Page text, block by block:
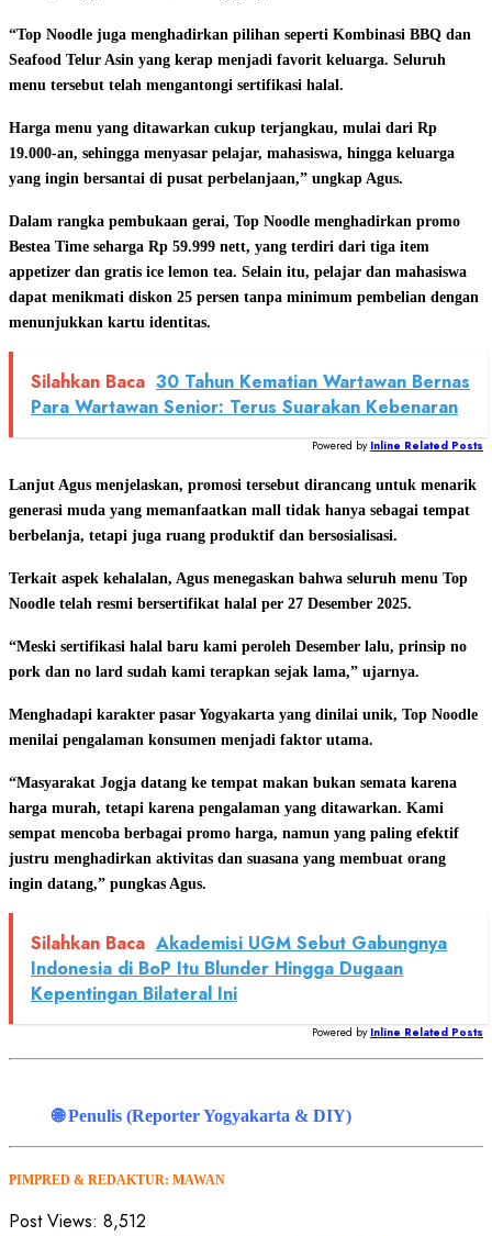
“Top Noodle juga menghadirkan pilihan seperti Kombinasi BBQ dan
Seafood Telur Asin yang kerap menjadi favorit keluarga. Seluruh
menu tersebut telah mengantongi sertifikasi halal.
Harga menu yang ditawarkan cukup terjangkau, mulai dari Rp
19.000-an, sehingga menyasar pelajar, mahasiswa, hingga keluarga
yang ingin bersantai di pusat perbelanjaan,” ungkap Agus.
Dalam rangka pembukaan gerai, Top Noodle menghadirkan promo
Bestea Time seharga Rp 59.999 nett, yang terdiri dari tiga item
appetizer dan gratis ice lemon tea. Selain itu, pelajar dan mahasiswa
dapat menikmati diskon 25 persen tanpa minimum pembelian dengan
menunjukkan kartu identitas.
Silahkan Baca 30 Tahun Kematian Wartawan Bernas
Para Wartawan Senior: Terus Suarakan Kebenaran
Powered by Inline Related Posts
Lanjut Agus menjelaskan, promosi tersebut dirancang untuk menarik
generasi muda yang memanfaatkan mall tidak hanya sebagai tempat
berbelanja, tetapi juga ruang produktif dan bersosialisasi.
Terkait aspek kehalalan, Agus menegaskan bahwa seluruh menu Top
Noodle telah resmi bersertifikat halal per 27 Desember 2025.
“Meski sertifikasi halal baru kami peroleh Desember lalu, prinsip no
pork dan no lard sudah kami terapkan sejak lama,” ujarnya.
Menghadapi karakter pasar Yogyakarta yang dinilai unik, Top Noodle
menilai pengalaman konsumen menjadi faktor utama.
“Masyarakat Jogja datang ke tempat makan bukan semata karena
harga murah, tetapi karena pengalaman yang ditawarkan. Kami
sempat mencoba berbagai promo harga, namun yang paling efektif
justru menghadirkan aktivitas dan suasana yang membuat orang
ingin datang,” pungkas Agus.
Silahkan Baca Akademisi UGM Sebut Gabungnya
Indonesia di BoP Itu Blunder Hingga Dugaan
Kepentingan Bilateral Ini
Powered by Inline Related Posts
🌐 Penulis (Reporter Yogyakarta & DIY)
PIMPRED & REDAKTUR: MAWAN
Post Views: 8,512